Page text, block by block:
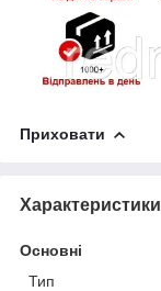
Приховати
Характеристики
Основні
Тип